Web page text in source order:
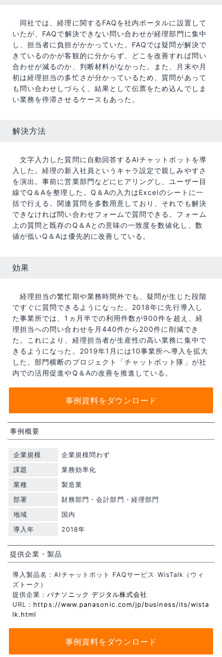
同社では、経理に関するFAQを社内ポータルに設置して
いたが、FAQで解決できない問い合わせが経理部門に集中
し、担当者に負担がかかっていた。FAQでは疑問が解決で
きているのかが客観的に分からず、どこを改善すれば問い
合わせが減るのか、判断材料がなかった。また、月末や月
初は経理担当の多忙さが分かっているため、質問があって
も問い合わせしづらく、結果として伝票をため込んでしま
い業務を停滞させるケースもあった。
解決方法
文字入力した質問に自動回答するAIチャットボットを導
入した。経理の新入社員というキャラ設定で親しみやすさ
を演出。事前に営業部門などにヒアリングし、ユーザー目
線でQ＆Aを整理した。Q＆Aの入力はExcelのシートに一
括で行える。関連質問を多数用意しており、それでも解決
できなければ問い合わせフォームで質問できる。フォーム
上の質問と既存のQ＆Aとの意味の一致度を数値化し、数
値が低いQ＆Aは優先的に改善している。
効果
経理担当の繁忙期や業務時間外でも、疑問が生じた段階
ですぐに質問できるようになった。2018年に先行導入し
た事業所では、1ヵ月半での利用件数が900件を超え、経
理担当への問い合わせを月440件から200件に削減でき
た。これにより、経理担当者が生産性の高い業務に集中で
きるようになった。2019年1月には10事業所へ導入を拡大
した。部門横断のプロジェクト「チャットボット隊」が社
内での活用促進やQ＆Aの改善を推進している。
事例資料をダウンロード
事例概要
企業規模
企業規模問わず
課題
業務効率化
業種
製造業
部署
財務部門・会計部門・経理部門
地域
国内
導入年
2018年
提供企業・製品
導入製品名：AIチャットボット FAQサービス WisTalk（ウィ
ズトーク）
提供企業：パナソニック デジタル株式会社
URL： https://www.panasonic.com/jp/business/its/wista
lk.html
事例資料をダウンロード